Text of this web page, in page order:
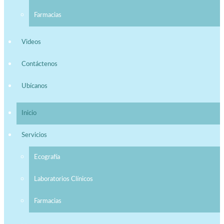
Farmacias
Videos
Contáctenos
Ubícanos
Inicio
Servicios
Ecografía
Laboratorios Clínicos
Farmacias